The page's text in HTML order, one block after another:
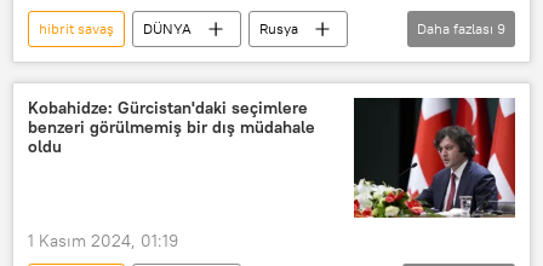
hibrit savaş DÜNYA
Rusya
Rusya Dışişleri Bakanlığı
Kanada
Ottawa
ABD
NATO
sabotaj
Provokasyon
Daha fazlası 9
Kobahidze: Gürcistan'daki seçimlere
benzeri görülmemiş bir dış müdahale
oldu
1 Kasım 2024, 01:19